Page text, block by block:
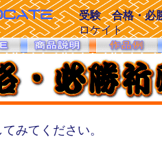
受験 合格・必
ロケイト
みてください。